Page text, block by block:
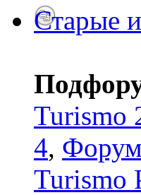
Старые
Turismo
4,
Turismo